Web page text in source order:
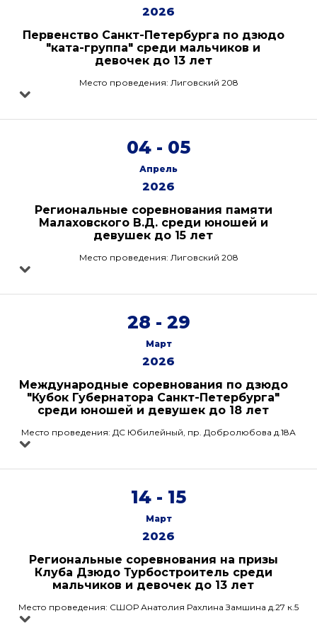
2026
Первенство Санкт-Петербурга по дзюдо
"ката-группа" среди мальчиков и
девочек до 13 лет
Место проведения: Лиговский 208
04 - 05
Апрель
2026
Региональные соревнования памяти
Малаховского В.Д. среди юношей и
девушек до 15 лет
Место проведения: Лиговский 208
28 - 29
Март
2026
Международные соревнования по дзюдо
"Кубок Губернатора Санкт-Петербурга"
среди юношей и девушек до 18 лет
Место проведения: ДС Юбилейный, пр. Добролюбова д.18А
14 - 15
Март
2026
Региональные соревнования на призы
Клуба Дзюдо Турбостроитель среди
мальчиков и девочек до 13 лет
Место проведения: СШОР Анатолия Рахлина Замшина д.27 к.5